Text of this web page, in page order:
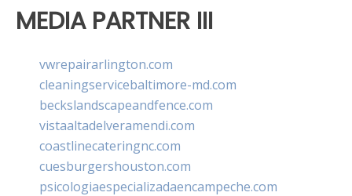
MEDIA PARTNER III
vwrepairarlington.com
cleaningservicebaltimore-md.com
beckslandscapeandfence.com
vistaaltadelveramendi.com
coastlinecateringnc.com
cuesburgershouston.com
psicologiaespecializadaencampeche.com